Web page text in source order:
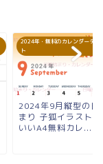
2024年・無料のカレンダーテン
ト
2024年9月縦型の日
まり 子狐イラスト
いいA4無料カレ...